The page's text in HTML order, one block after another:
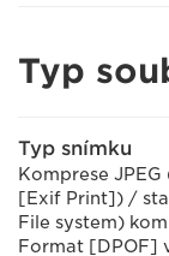
Typ
Typ snímku
Komprese
[Exif Print]) /
File system)
Format [DPOF]